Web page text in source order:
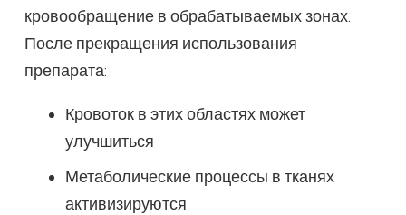
кровообращение в обрабатываемых зонах.
После прекращения использования
препарата:
Кровоток в этих областях может
улучшиться
Метаболические процессы в тканях
активизируются